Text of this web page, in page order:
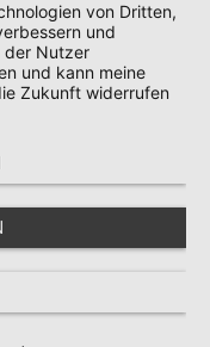
von Dritten,
und
der Nutzer
und kann meine
Zukunft widerrufen